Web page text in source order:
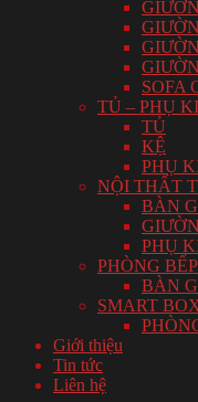
SOFA
TỦ – PHỤ
TỦ
KỆ
PHỤ
NỘI THẤT
BÀN
PHỤ
PHÒNG BẾP
BÀN
SMART
Giới thiệu
Tin tức
Liên hệ